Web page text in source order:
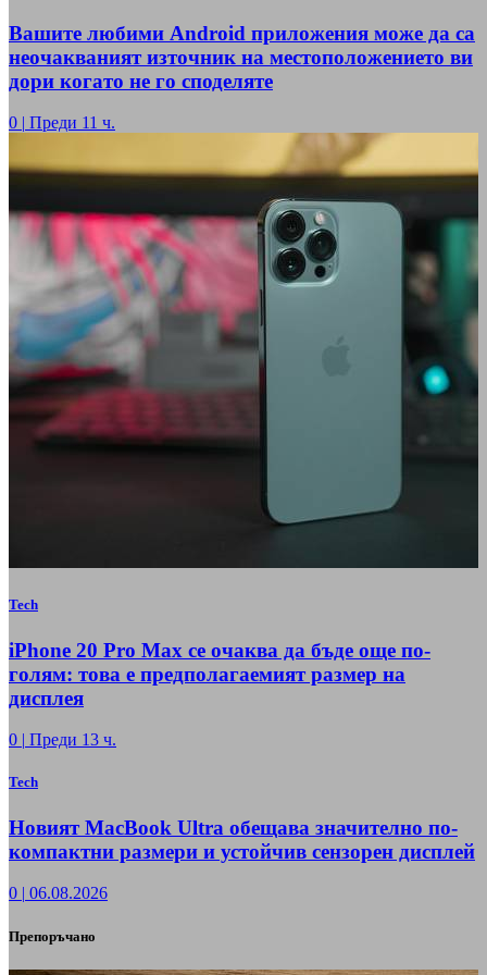
Вашите любими Android приложения може да са
неочакваният източник на местоположението ви
дори когато не го споделяте
0 | Преди 11 ч.
Tech
iPhone 20 Pro Max се очаква да бъде още по-
голям: това е предполагаемият размер на
дисплея
0 | Преди 13 ч.
Tech
Новият MacBook Ultra обещава значително по-
компактни размери и устойчив сензорен дисплей
0 | 06.08.2026
Препоръчано